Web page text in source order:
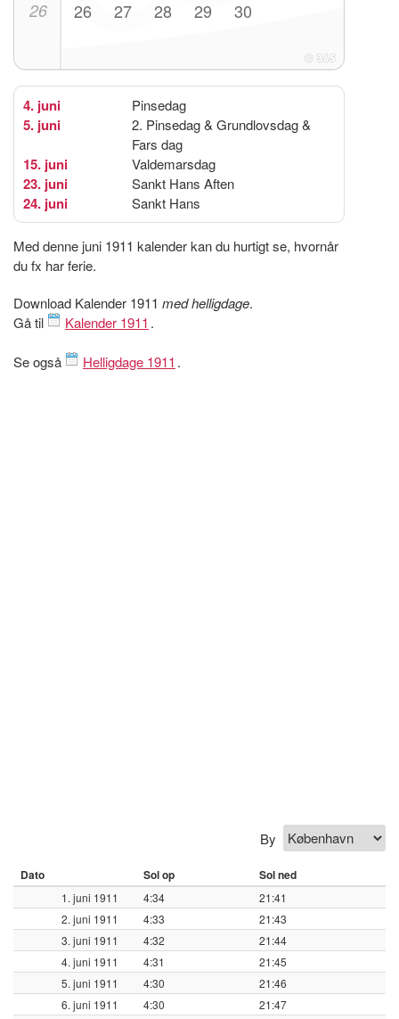
26 26 27 28 29 30
4. juni Pinsedag
5. juni
2. Pinsedag & Grundlovsdag &
Fars dag
15. juni Valdemarsdag
23. juni Sankt Hans Aften
24. juni Sankt Hans
Med denne juni 1911 kalender kan du hurtigt se, hvornår
du fx har ferie.
Download Kalender 1911 med helligdage.
Gå til
Kalender 1911 .
Se også Helligdage 1911 .
By
Dato Sol op Sol ned
1. juni 1911 4:34
21:41
2. juni 1911
4:33
21:43
3. juni 1911
4:32
21:44
4. juni 1911
4:31
21:45
5. juni 1911
4:30
21:46
6. juni 1911
4:30
21:47